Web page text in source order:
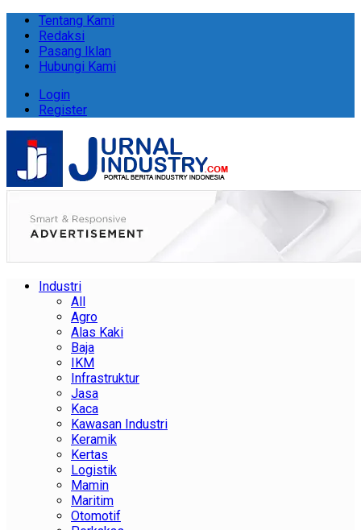
Tentang Kami
Redaksi
Pasang Iklan
Hubungi Kami
Login
Register
Industri
All
Agro
Alas Kaki
Baja
IKM
Infrastruktur
Jasa
Kaca
Kawasan Industri
Keramik
Kertas
Logistik
Mamin
Maritim
Otomotif